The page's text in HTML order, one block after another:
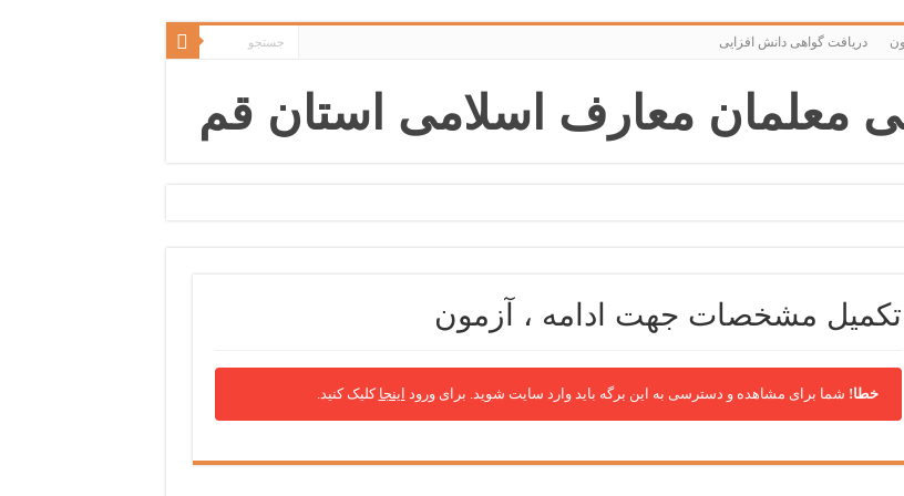
دریافت گواهی دانش افزایی
تکمیل مشخصات جهت ادامه ، آزمون
خطا! شما برای مشاهده و دسترسی به این برگه باید وارد سایت شوید. برای ورود اینجا کلیک کنید.